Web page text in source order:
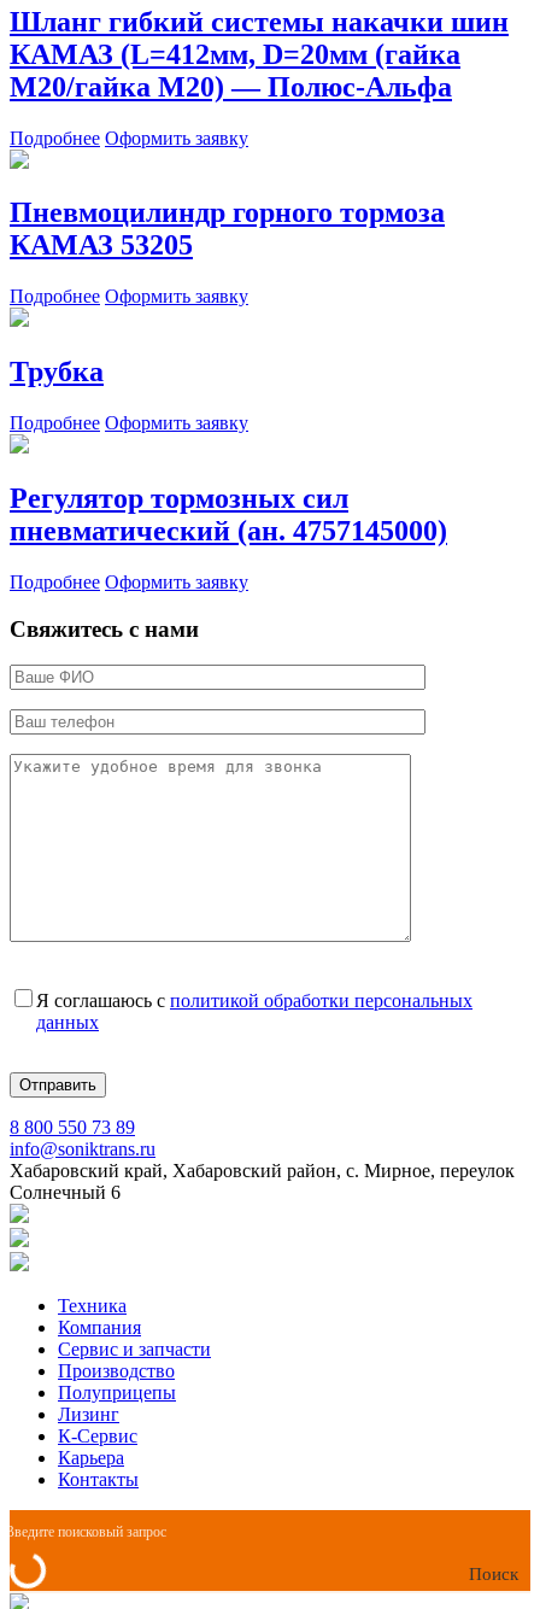
Шланг гибкий системы накачки шин
КАМАЗ (L=412мм, D=20мм (гайка
М20/гайка М20) — Полюс-Альфа
Подробнее Оформить заявку
Пневмоцилиндр горного тормоза
КАМАЗ 53205
Подробнее Оформить заявку
Трубка
Подробнее Оформить заявку
Регулятор тормозных сил
пневматический (ан. 4757145000)
Подробнее Оформить заявку
Свяжитесь с нами
Я соглашаюсь с политикой обработки персональных
данных
8 800 550 73 89
info@soniktrans.ru
Хабаровский край, Хабаровский район, с. Мирное, переулок
Солнечный 6
Техника
Компания
Сервис и запчасти
Производство
Полуприцепы
Лизинг
К-Сервис
Карьера
Контакты
Поиск